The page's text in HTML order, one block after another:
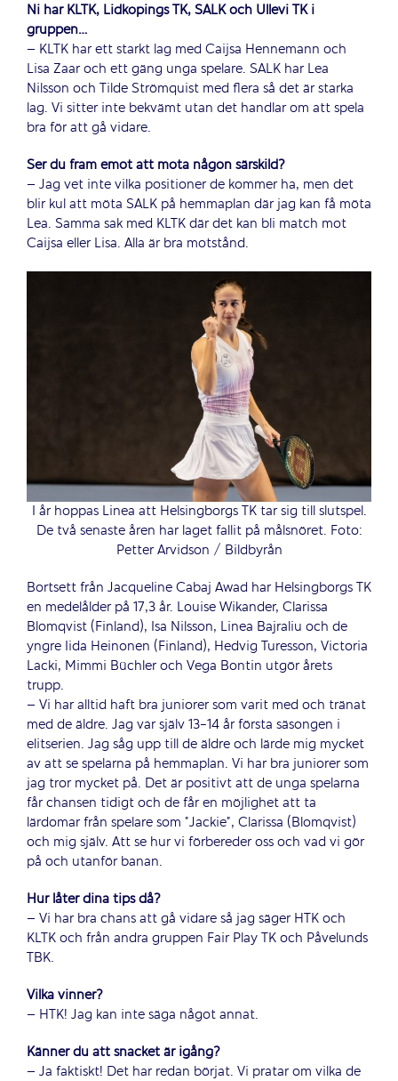
Ni har KLTK, Lidköpings TK, SALK och Ullevi TK i
gruppen…
– KLTK har ett starkt lag med Caijsa Hennemann och
Lisa Zaar och ett gäng unga spelare. SALK har Lea
Nilsson och Tilde Strömquist med flera så det är starka
lag. Vi sitter inte bekvämt utan det handlar om att spela
bra för att gå vidare.
Ser du fram emot att möta någon särskild?
– Jag vet inte vilka positioner de kommer ha, men det
blir kul att möta SALK på hemmaplan där jag kan få möta
Lea. Samma sak med KLTK där det kan bli match mot
Caijsa eller Lisa. Alla är bra motstånd.
I år hoppas Linea att Helsingborgs TK tar sig till slutspel.
De två senaste åren har laget fallit på målsnöret. Foto:
Petter Arvidson / Bildbyrån
Bortsett från Jacqueline Cabaj Awad har Helsingborgs TK
en medelålder på 17,3 år. Louise Wikander, Clarissa
Blomqvist (Finland), Isa Nilsson, Linea Bajraliu och de
yngre Iida Heinonen (Finland), Hedvig Turesson, Victoria
Lacki, Mimmi Büchler och Vega Bontin utgör årets
trupp.
– Vi har alltid haft bra juniorer som varit med och tränat
med de äldre. Jag var själv 13-14 år första säsongen i
elitserien. Jag såg upp till de äldre och lärde mig mycket
av att se spelarna på hemmaplan. Vi har bra juniorer som
jag tror mycket på. Det är positivt att de unga spelarna
får chansen tidigt och de får en möjlighet att ta
lärdomar från spelare som ”Jackie”, Clarissa (Blomqvist)
och mig själv. Att se hur vi förbereder oss och vad vi gör
på och utanför banan.
Hur låter dina tips då?
– Vi har bra chans att gå vidare så jag säger HTK och
KLTK och från andra gruppen Fair Play TK och Påvelunds
TBK.
Vilka vinner?
– HTK! Jag kan inte säga något annat.
Känner du att snacket är igång?
– Ja faktiskt! Det har redan börjat. Vi pratar om vilka de